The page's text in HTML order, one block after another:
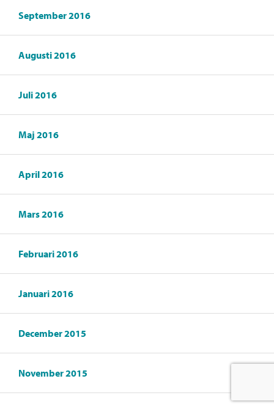
September 2016
Augusti 2016
Juli 2016
Maj 2016
April 2016
Mars 2016
Februari 2016
Januari 2016
December 2015
November 2015